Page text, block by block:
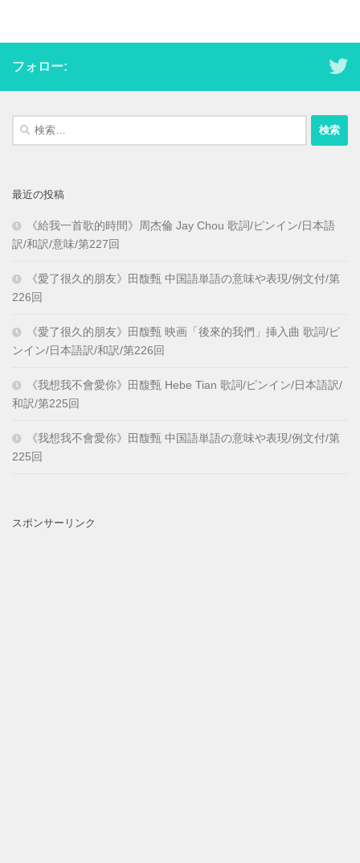
フォロー:
検
最近の投稿
《給我一首歌的時間》周杰倫 Jay Chou 歌詞/ピンイン/日本語
訳/和訳/意味/第227回
《愛了很久的朋友》田馥甄 中国語単語の意味や表現/例文付/第
226回
《愛了很久的朋友》田馥甄 映画「後來的我們」挿入曲 歌詞/ピ
ンイン/日本語訳/和訳/第226回
《我想我不會愛你》田馥甄 Hebe Tian 歌詞/ピンイン/日本語訳/
和訳/第225回
《我想我不會愛你》田馥甄 中国語単語の意味や表現/例文付/第
225回
スポンサーリンク